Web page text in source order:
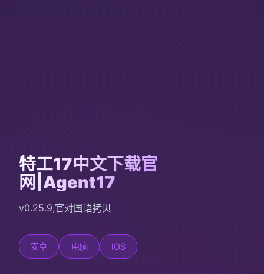
特工17中文下载官
网|Agent17
v0.25.9,官对国语拷贝
安卓 电脑 IOS